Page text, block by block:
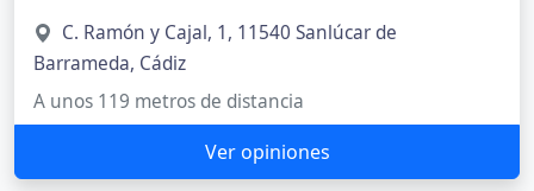
C. Ramón y Cajal, 1, 11540 Sanlúcar de
Barrameda, Cádiz
A unos 119 metros de distancia
Ver opiniones